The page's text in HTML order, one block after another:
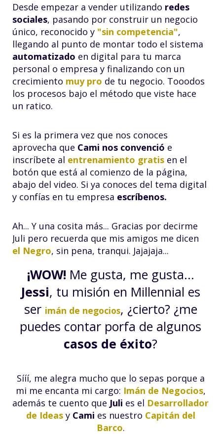
Desde empezar a vender utilizando redes
sociales, pasando por construir un negocio
único, reconocido y "sin competencia",
llegando al punto de montar todo el sistema
automatizado en digital para tu marca
personal o empresa y finalizando con un
crecimiento muy pro de tu negocio. Tooodos
los procesos bajo el método que viste hace
un ratico.
Si es la primera vez que nos conoces
aprovecha que Cami nos convenció e
inscríbete al entrenamiento gratis en el
botón que está al comienzo de la página,
abajo del video. Si ya conoces del tema digital
y confías en tu empresa escríbenos.
Ah... Y una cosita más... Gracias por decirme
Juli pero recuerda que mis amigos me dicen
el Negro, sin pena, tranqui. Jajajaja...
¡WOW! Me gusta, me gusta...
Jessi, tu misión en Millennial es
ser imán de negocios, ¿cierto? ¿me
puedes contar porfa de algunos
casos de éxito?
Sííí, me alegra mucho que lo sepas porque a
mi me encanta mi cargo: Imán de Negocios,
además te cuento que Juli es el Desarrollador
de Ideasy Cami es nuestro Capitán del
Barco.